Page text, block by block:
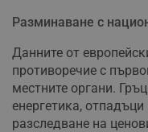
Разминаване с
Данните от
противоречие с
местните органи.
енергетика,
разследване на